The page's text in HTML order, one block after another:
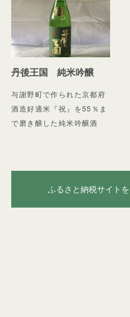
丹後王国 純米吟醸
与謝野町で作られた京都府
酒造好適米『祝』を55％ま
で磨き醸した純米吟醸酒
ふるさと納税サイ